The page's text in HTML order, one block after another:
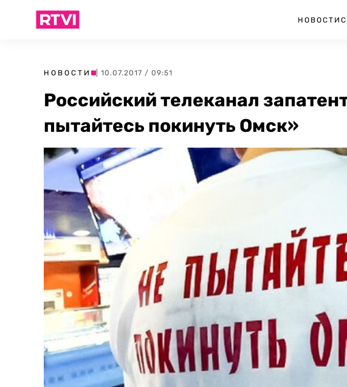
НОВОСТИ
НОВОСТИ | 10.07.2017 / 09:51
Российский телеканал
пытайтесь покинуть Омск»